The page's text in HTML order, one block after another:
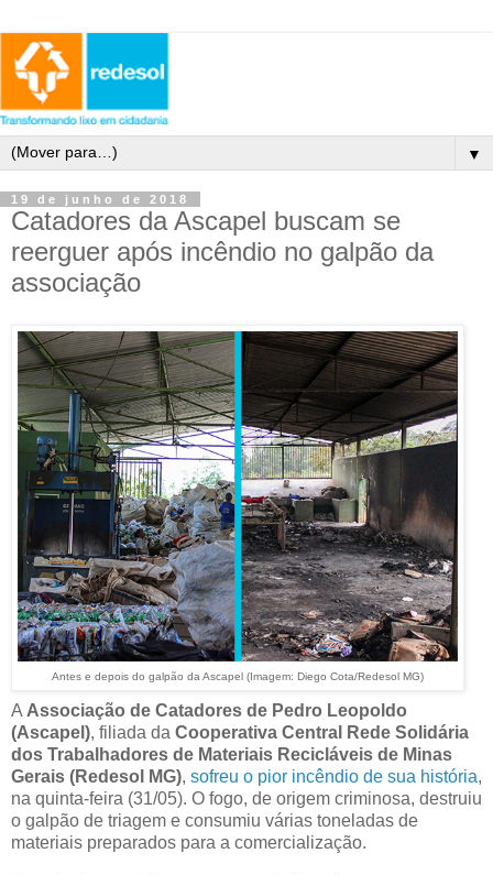
▼
19 de junho de 2018
Catadores da Ascapel buscam se
reerguer após incêndio no galpão da
associação
Antes e depois do galpão da Ascapel (Imagem: Diego Cota/Redesol MG)
A Associação de Catadores de Pedro Leopoldo
(Ascapel), filiada da Cooperativa Central Rede Solidária
dos Trabalhadores de Materiais Recicláveis de Minas
Gerais (Redesol MG), sofreu o pior incêndio de sua história,
na quinta-feira (31/05). O fogo, de origem criminosa, destruiu
o galpão de triagem e consumiu várias toneladas de
materiais preparados para a comercialização.